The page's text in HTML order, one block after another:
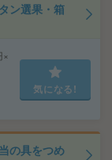
ン選果・箱
×
気になる!
の具をつめ